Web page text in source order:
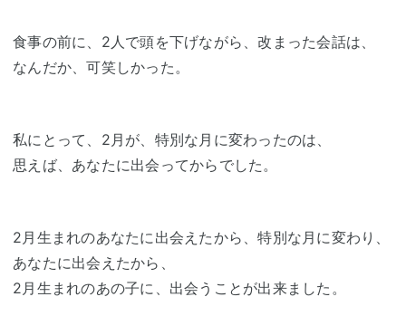
食事の前に、2人で頭を下げながら、改まった会話は、
なんだか、可笑しかった。
私にとって、2月が、特別な月に変わったのは、
思えば、あなたに出会ってからでした。
2月生まれのあなたに出会えたから、特別な月に変わり、
あなたに出会えたから、
2月生まれのあの子に、出会うことが出来ました。